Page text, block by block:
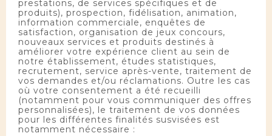
prestations, de services spécifiques et de
produits), prospection, fidélisation, animation,
information commerciale, enquêtes de
satisfaction, organisation de jeux concours,
nouveaux services et produits destinés à
améliorer votre expérience client au sein de
notre établissement, études statistiques,
recrutement, service après-vente, traitement de
vos demandes et/ou réclamations. Outre les cas
où votre consentement a été recueilli
(notamment pour vous communiquer des offres
personnalisées), le traitement de vos données
pour les différentes finalités susvisées est
notamment nécessaire :